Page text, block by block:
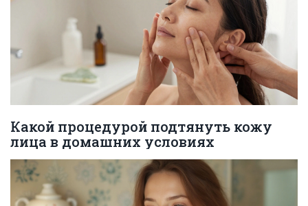
Какой процедурой подтянуть кожу
лица в домашних условиях